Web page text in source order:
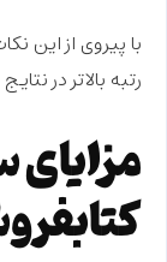
با پیروی از این
رتبه بالاتر در